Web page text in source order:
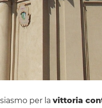
per la vittoria